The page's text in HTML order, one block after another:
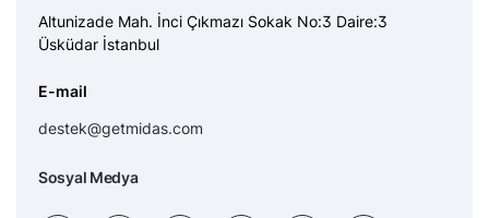
Altunizade Mah. İnci Çıkmazı Sokak No:3 Daire:3
Üsküdar İstanbul
E-mail
destek@getmidas.com
Sosyal Medya